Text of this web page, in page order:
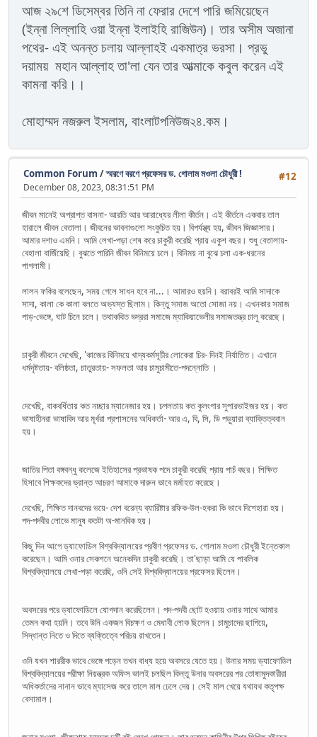
আজ ২৯শে ডিসেম্বর তিনি না ফেরার দেশে পারি জমিয়েছেন
(ইন্না লিল্লাহি ওয়া ইন্না ইলাইহি রাজিউন)। তার অসীম অজানা
পথের- এই অনন্ত চলায় আল্লাহই একমাত্র ভরসা। প্রভু
দয়াময় মহান আল্লাহ তা'লা যেন তার আত্মাকে কবুল করেন এই
কামনা করি।।
মোহাম্মদ নজরুল ইসলাম, বাংলাটপনিউজ২৪.কম।
#12
Common Forum /স্মরণে বরণে প্রফেসর ড. গোলাম মওলা চৌধুরী !
December 08, 2023, 08:31:51 PM
জীবন মানেই অপ্রাপ্ত বাসনা- আরতি আর আরাধ্যের লীলা কীর্তন। এই কীর্তনে একবার তাল
হারালে জীবন বেতালা। জীবনের ভাবনাগুলো সংকুচিত হয়। বিপর্যস্থ্য হয়, জীবন জিজ্ঞাসার।
আমার দশাও এমনি। আমি লেখা-পড়া শেষ করে চাকুরী করেছি প্রায় একুশ বছর। শুধু বেতালায়-
বেহালা বাজিঁয়েছি। বুঝতে পারিনি জীবন বিনিময়ে চলে। বিনিময় না বুঝে চলা এক-ধরনের
পাগলামী।
লালন ফকির বলেছেন, সময় গেলে সাধন হবে না...। আমারও হয়নি। বরাবরই আমি সাদাকে
সাদা, কালা কে কালা বলতে অভ্যস্ত ছিলাম। কিন্তু সমাজ অতো সোজা নয়। এখনকার সমাজ
পাড়-ভেঙ্গে, ঘাট চিনে চলে। তথাকথিত ভদ্ররা সমাজে ম্যাকিয়াভেলীর সমাজতন্ত্র চালু করেছে।
চাকুরী জীবনে দেখেছি, 'কাজের বিনিময়ে খাদ্যকর্মসূচীর লোকেরা চির- দিনই নির্যাতিত। এখানে
ধর্মদৃষ্টতায়- বলিষ্ঠতা, চাতুরতায়- সফলতা আর চামুচামীতে-পদন্নোতি ।
দেখেছি, বাকবর্ধিতায় কত নচ্ছার ম্যানেজার হয়। চপলতায় কত কুলংগার সুপারভাইজর হয়। কত
ভাষাহীনরা ভাষাবিদ আর মূর্খরা প্রশাসনের অধিকর্তা- আর এ, বি, সি, ডি পড়ুয়ারা ব্যাক্তিত্ববান
হয়।
জাতির পিতা বঙ্গবন্ধু কলেজে ইতিহাসের প্রভাষক পদে চাকুরী করেছি প্রায় পাচঁ বছর। শিক্ষিত
হিসাবে শিক্ষকদের ভ্রান্ত আচরণ আমাকে দারুন ভাবে মর্মাহত করেছে।
দেখেছি, শিক্ষিত দানবদের ভয়ে- দেশ বরেন্য ব্যারিষ্টার রফিক-উল-হকরা কি ভাবে দিশেহারা হয়।
পদ-পদবীর লোভে মানুষ কতটা অ-মানবিক হয়।
কিছু দিন আগে ড্যাফোডিল বিশ্ববিদ্যালয়ের প্রবীণ প্রফেসর ড. গোলাম মওলা চৌধুরী ইন্তেকাল
করেছেন। আমি ওনার সেকশনে অনেকদিন চাকুরী করেছি। তা'ছাড়া আমি যে পাবলিক
বিশ্ববিদ্যালয়ে লেখা-পড়া করেছি, ওনি সেই বিশ্ববিদ্যালয়ের প্রফেসর ছিলেন।
অবসরের পরে ড্যাফোডিলে যোগদান করেছিলেন। পদ-পদবী ছোট হওয়ায় ওনার সাথে আমার
তেমন কথা হয়নি। তবে উনি একজন বিচক্ষণ ও মেধাবী লোক ছিলেন। চামুচাদের ছাপিয়ে,
সিদ্ধান্ত নিতে ও দিতে ব্যক্তিত্বে পরিচয় রাখতেন।
ওনি যখন শাররীক ভাবে ভেঙ্গে পড়েন তখন বাধ্য হয়ে অবসরে যেতে হয়। উনার সময় ড্যাফোডিল
বিশ্ববিদ্যালয়ের পরীক্ষা নিয়ন্ত্রক অফিস ভালই চলছিল কিন্তু উনার অবসরের পর তোষামুদকারীরা
অধিকর্তাদের নানান ভাবে ম্যাসেজ করে তালে মাল ঢেলে দেয়। সেই মাল খেয়ে যথাযথ কতৃপক্ষ
বেসামাল।